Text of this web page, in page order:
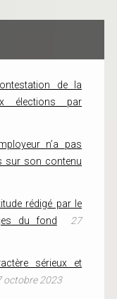
de la
élections par
n’a pas
sur son contenu
rédigé par le
du fond
27
sérieux et
octobre 2023